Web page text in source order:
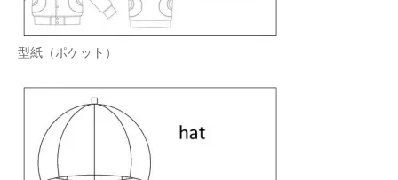
型紙（ポケット）